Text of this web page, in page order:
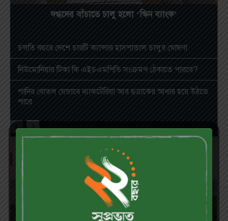
দগ্ধদের বাঁচাতে চালু হলো ‘স্কিন ব্যাংক’
চলতি বছরে দেশে চারটি ক্যান্সার হাসপাতাল চালুর ঘোষণা
নিউমোনিয়ার টিকা কি এইচএমপিভি সংক্রমণ ঠেকাতে পারবে?
পানির বোতল যেভাবে ব্যাকটেরিয়া আর ছত্রাকের আধার হয়ে উঠতে
পারে
শৈল-সৈকত ও দেশগ্রাম